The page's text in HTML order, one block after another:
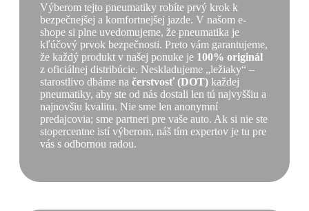
Výberom tejto pneumatiky robíte prvý krok k
bezpečnejšej a komfortnejšej jazde. V našom e-
shope si plne uvedomujeme, že pneumatika je
kľúčový prvok bezpečnosti. Preto vám garantujeme,
že každý produkt v našej ponuke je 100% originál
z oficiálnej distribúcie. Neskladujeme „ležiaky“ –
starostlivo dbáme na čerstvosť (DOT) každej
pneumatiky, aby ste od nás dostali len tú najvyššiu a
najnovšiu kvalitu. Nie sme len anonymní
predajcovia; sme partneri pre vaše auto. Ak si nie ste
stopercentne istí výberom, náš tím expertov je tu pre
vás s odbornou radou.